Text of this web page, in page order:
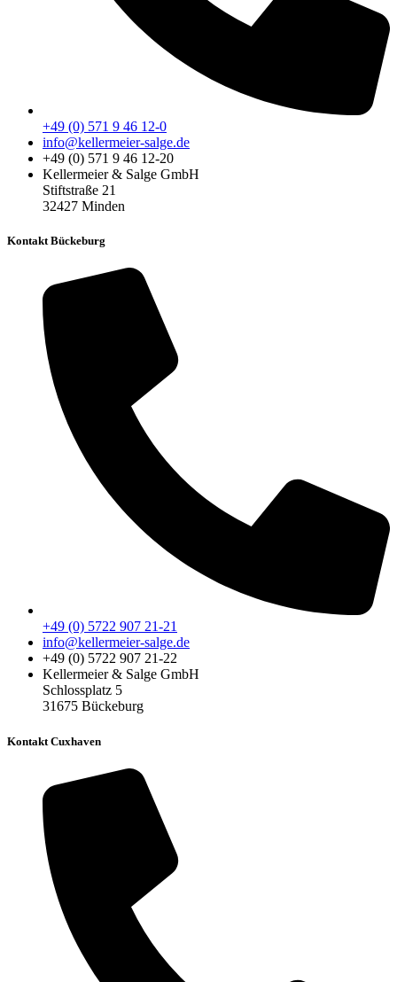
+49 (0) 571 9 46 12-0
info@kellermeier-salge.de
+49 (0) 571 9 46 12-20
Kellermeier & Salge GmbH
Stiftstraße 21
32427 Minden
Kontakt Bückeburg
+49 (0) 5722 907 21-21
info@kellermeier-salge.de
+49 (0) 5722 907 21-22
Kellermeier & Salge GmbH
Schlossplatz 5
31675 Bückeburg
Kontakt Cuxhaven